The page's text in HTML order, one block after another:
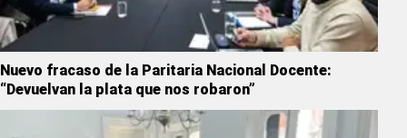
Nuevo fracaso de la Paritaria Nacional Docente:
“Devuelvan la plata que nos robaron”